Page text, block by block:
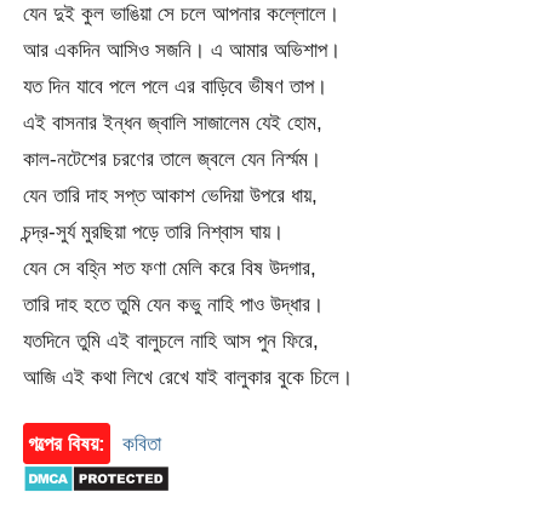
যেন দুই কুল ভাঙিয়া সে চলে আপনার কল্লোলে।
আর একদিন আসিও সজনি। এ আমার অভিশাপ।
যত দিন যাবে পলে পলে এর বাড়িবে ভীষণ তাপ।
এই বাসনার ইন্ধন জ্বালি সাজালেম যেই হোম,
কাল-নটেশের চরণের তালে জ্বলে যেন নির্স্মম।
যেন তারি দাহ সপ্ত আকাশ ভেদিয়া উপরে ধায়,
চন্দ্র-সুর্য মুরছিয়া পড়ে তারি নিশ্বাস ঘায়।
যেন সে বহ্নি শত ফণা মেলি করে বিষ উদগার,
তারি দাহ হতে তুমি যেন কভু নাহি পাও উদ্ধার।
যতদিনে তুমি এই বালুচলে নাহি আস পুন ফিরে,
আজি এই কথা লিখে রেখে যাই বালুকার বুকে চিলে।
গল্পের বিষয়: কবিতা